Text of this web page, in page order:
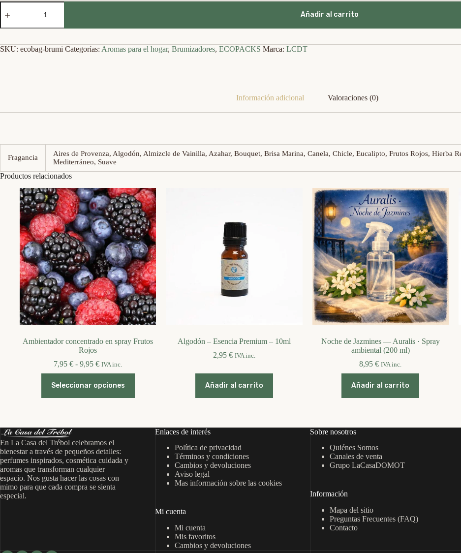
Pack
Brumizador
2
cantidad
Añadir al carrito
SKU: ecobag-brumi Categorías: Aromas para el hogar, Brumizadores, ECOPACKS Marca: LCDT
Información adicional Valoraciones (0)
Fragancia
Aires de Provenza, Algodón, Almizcle de Vainilla, Azahar, Bouquet, Brisa Marina, Canela, Chicle, Eucalipto, Frutos Rojos, Hierba
Mediterráneo, Suave
Productos relacionados
Ambientador concentrado en spray Frutos
Rojos
7,95€ - 9,95€Rango
de
precios:
desde
7,95 €
IVA inc.
Seleccionar opciones
producto
opciones
pueden
elegir
en
la
página
de
Algodón – Esencia Premium – 10ml
2,95€ IVA inc.
Añadir al carrito
Noche de Jazmines — Auralis · Spray
ambiental (200 ml)
8,95€ IVA inc.
Añadir al carrito
En La Casa del Trébol celebramos el
bienestar a través de pequeños detalles:
perfumes inspirados, cosmética cuidada y
aromas que transforman cualquier
espacio. Nos gusta hacer las cosas con
mimo para que cada compra se sienta
especial.
Enlaces de interés
Política de privacidad
Términos y condiciones
Cambios y devoluciones
Aviso legal
Mas información sobre las cookies
Mi cuenta
Mi cuenta
Mis favoritos
Cambios y devoluciones
Sobre nosotros
Quiénes Somos
Canales de venta
Grupo LaCasaDOMOT
Información
Mapa del sitio
Preguntas Frecuentes (FAQ)
Contacto